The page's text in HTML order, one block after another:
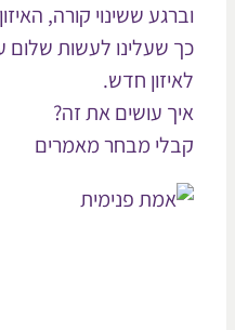
ששינוי קורה, האיזון שוב
שעלינו לעשות שלום עם
חדש.
עושים את זה?
מבחר מאמרים